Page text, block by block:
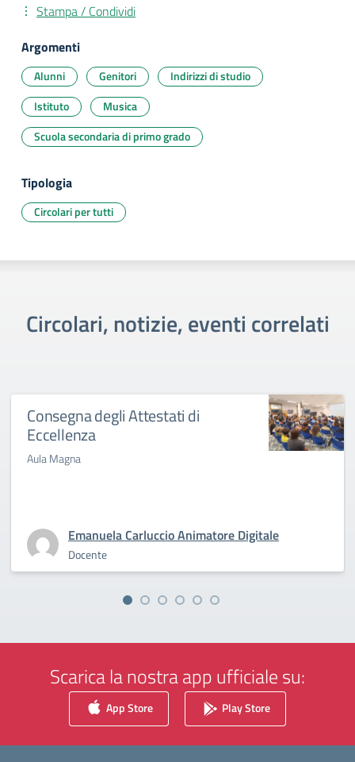
Stampa / Condividi
Argomenti
Alunni Genitori
Indirizzi di studio
Istituto
Musica
Scuola secondaria di primo grado
Tipologia
Circolari per tutti
Circolari, notizie, eventi correlati
Consegna degli Attestati di
Eccellenza
Aula Magna
Emanuela Carluccio Animatore Digitale
Docente
Scarica la nostra app ufficiale su:
App Store Play Store